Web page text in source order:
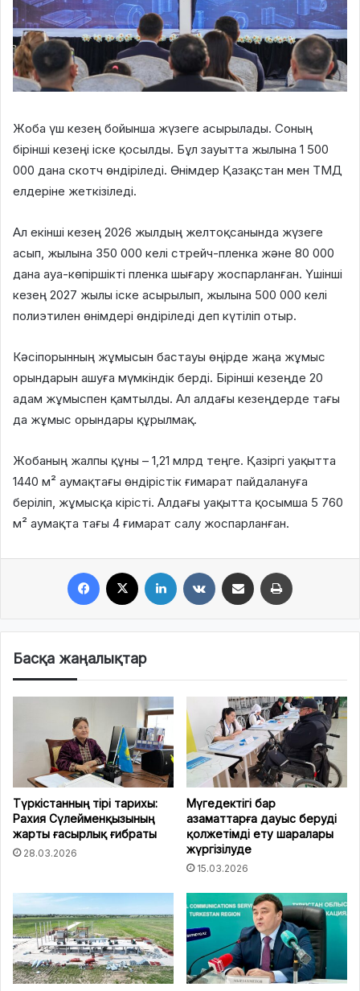
Жоба үш кезең бойынша жүзеге асырылады. Соның
бірінші кезеңі іске қосылды. Бұл зауытта жылына 1 500
000 дана скотч өндіріледі. Өнімдер Қазақстан мен ТМД
елдеріне жеткізіледі.
Ал екінші кезең 2026 жылдың желтоқсанында жүзеге
асып, жылына 350 000 келі стрейч-пленка және 80 000
дана ауа-көпіршікті пленка шығару жоспарланған. Үшінші
кезең 2027 жылы іске асырылып, жылына 500 000 келі
полиэтилен өнімдері өндіріледі деп күтіліп отыр.
Кәсіпорынның жұмысын бастауы өңірде жаңа жұмыс
орындарын ашуға мүмкіндік берді. Бірінші кезеңде 20
адам жұмыспен қамтылды. Ал алдағы кезеңдерде тағы
да жұмыс орындары құрылмақ.
Жобаның жалпы құны – 1,21 млрд теңге. Қазіргі уақытта
1440 м² аумақтағы өндірістік ғимарат пайдалануға
беріліп, жұмысқа кірісті. Алдағы уақытта қосымша 5 760
м² аумақта тағы 4 ғимарат салу жоспарланған.
Басқа жаңалықтар
Түркістанның тірі тарихы:
Рахия Сүлейменқызының
жарты ғасырлық ғибраты
28.03.2026
Мүгедектігі бар
азаматтарға дауыс беруді
қолжетімді ету шаралары
жүргізілуде
15.03.2026